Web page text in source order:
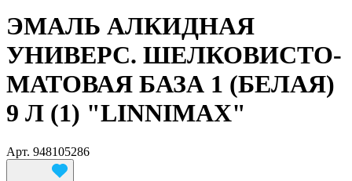
ЭМАЛЬ АЛКИДНАЯ
УНИВЕРС. ШЕЛКОВИСТО-
МАТОВАЯ БАЗА 1 (БЕЛАЯ)
9 Л (1) "LINNIMAX"
Арт. 948105286